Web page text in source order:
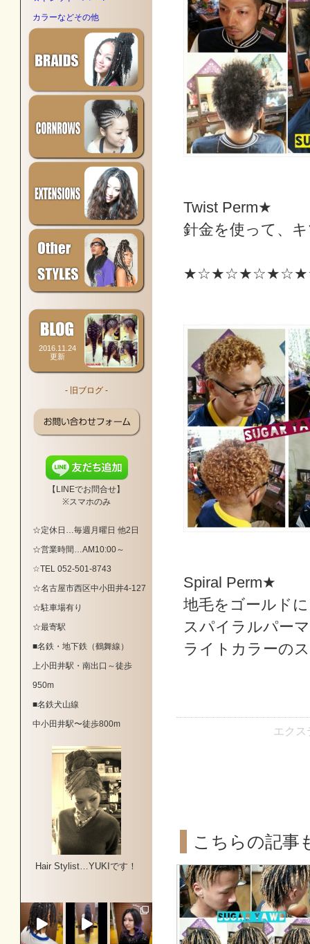
Twist Perm★
針金を使って、
Spiral Perm★
地毛をゴールド
スパイラルパー
ライトカラーの
エク
こちらの記事
カラーなどその他
2016.11.24
更新
- 旧ブログ -
【LINEでお問合せ】
※スマホのみ
☆定休日…毎週月曜日 他2日
☆営業時間…AM10:00～
☆TEL 052-501-8743
☆名古屋市西区中小田井4-127
☆駐車場有り
☆最寄駅
■名鉄・地下鉄（鶴舞線）
上小田井駅・南出口～徒歩
950m
■名鉄犬山線
中小田井駅〜徒歩800m
Hair Stylist…YUKIです！